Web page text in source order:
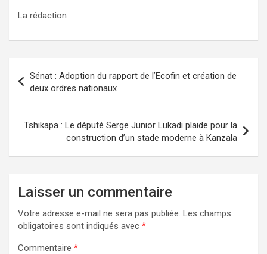
La rédaction
de
l’article
Sénat : Adoption du rapport de l’Ecofin et création de
deux ordres nationaux
Tshikapa : Le député Serge Junior Lukadi plaide pour la
construction d’un stade moderne à Kanzala
Laisser un commentaire
Votre adresse e-mail ne sera pas publiée. Les champs
obligatoires sont indiqués avec *
Commentaire *